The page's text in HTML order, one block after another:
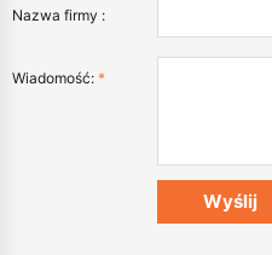
Nazwa firmy :
Wiadomość: *